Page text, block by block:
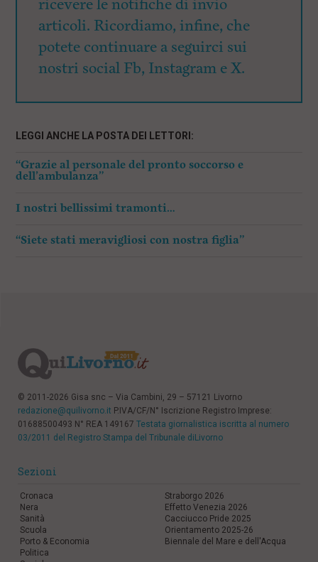
ricevere le notifiche di invio
articoli. Ricordiamo, infine, che
potete continuare a seguirci sui
nostri social Fb, Instagram e X.
LEGGI ANCHE LA POSTA DEI LETTORI:
“Grazie al personale del pronto soccorso e
dell’ambulanza”
I nostri bellissimi tramonti…
“Siete stati meravigliosi con nostra figlia”
© 2011-2026 Gisa snc – Via Cambini, 29 – 57121 Livorno
redazione@quilivorno.it P.IVA/CF/N° Iscrizione Registro Imprese:
01688500493 N° REA 149167 Testata giornalistica iscritta al numero
03/2011 del Registro Stampa del Tribunale diLivorno
Sezioni
Cronaca
Nera
Sanità
Scuola
Porto & Economia
Politica
Straborgo 2026
Effetto Venezia 2026
Cacciucco Pride 2025
Orientamento 2025-26
Biennale del Mare e dell'Acqua